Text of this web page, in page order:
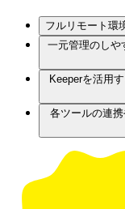
フルリモート環
一元管理のしや
Keeperを活用
各ツールの連